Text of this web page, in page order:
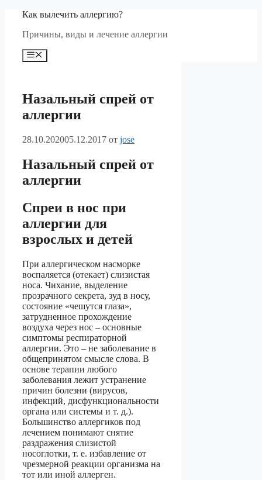
Перейти
содержимому
Как вылечить аллергию?
Причины, виды и лечение аллергии
Меню
Назальный спрей от
аллергии
28.10.202005.12.2017 от jose
Назальный спрей от
аллергии
Спреи в нос при
аллергии для
взрослых и детей
При аллергическом насморке
воспаляется (отекает) слизистая
носа. Чихание, выделение
прозрачного секрета, зуд в носу,
состояние «чешутся глаза»,
затрудненное прохождение
воздуха через нос – основные
симптомы респираторной
аллергии. Это – не заболевание в
общепринятом смысле слова. В
основе терапии любого
заболевания лежит устранение
причин болезни (вирусов,
инфекций, дисфункциональности
органа или системы и т. д.).
Большинство аллергиков под
лечением понимают снятие
раздражения слизистой
носоглотки, т. е. избавление от
чрезмерной реакции организма на
тот или иной аллерген.